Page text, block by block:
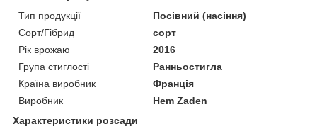
Тип продукції
Посівний (насіння)
Сорт/Гібрид
сорт
Рік врожаю
2016
Група стиглості
Ранньостигла
Країна виробник
Франція
Виробник
Hem Zaden
Характеристики розсади